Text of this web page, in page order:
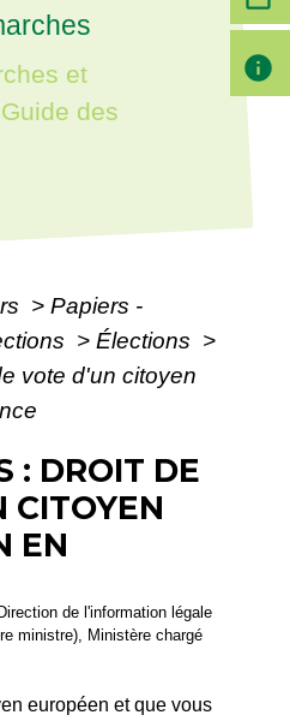
et
Guide des
> Papiers -
> Élections >
vote d'un citoyen
: DROIT DE
CITOYEN
EN
de l'information légale
ministre), Ministère chargé
européen et que vous
info